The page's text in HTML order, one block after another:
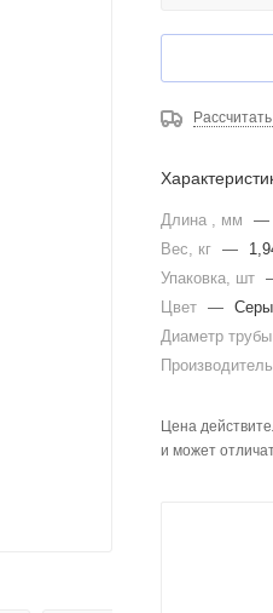
Длина , мм —
Вес, кг —
Упаковка, шт
Цвет —
Диаметр трубы
Производитель
Цена
и может